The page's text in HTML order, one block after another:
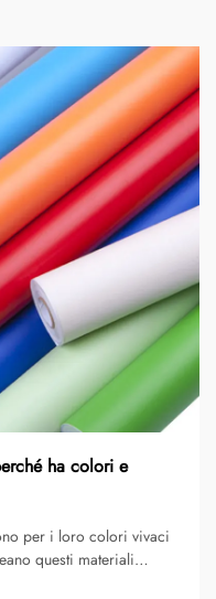
ha colori e
per i loro colori vivaci
questi materiali